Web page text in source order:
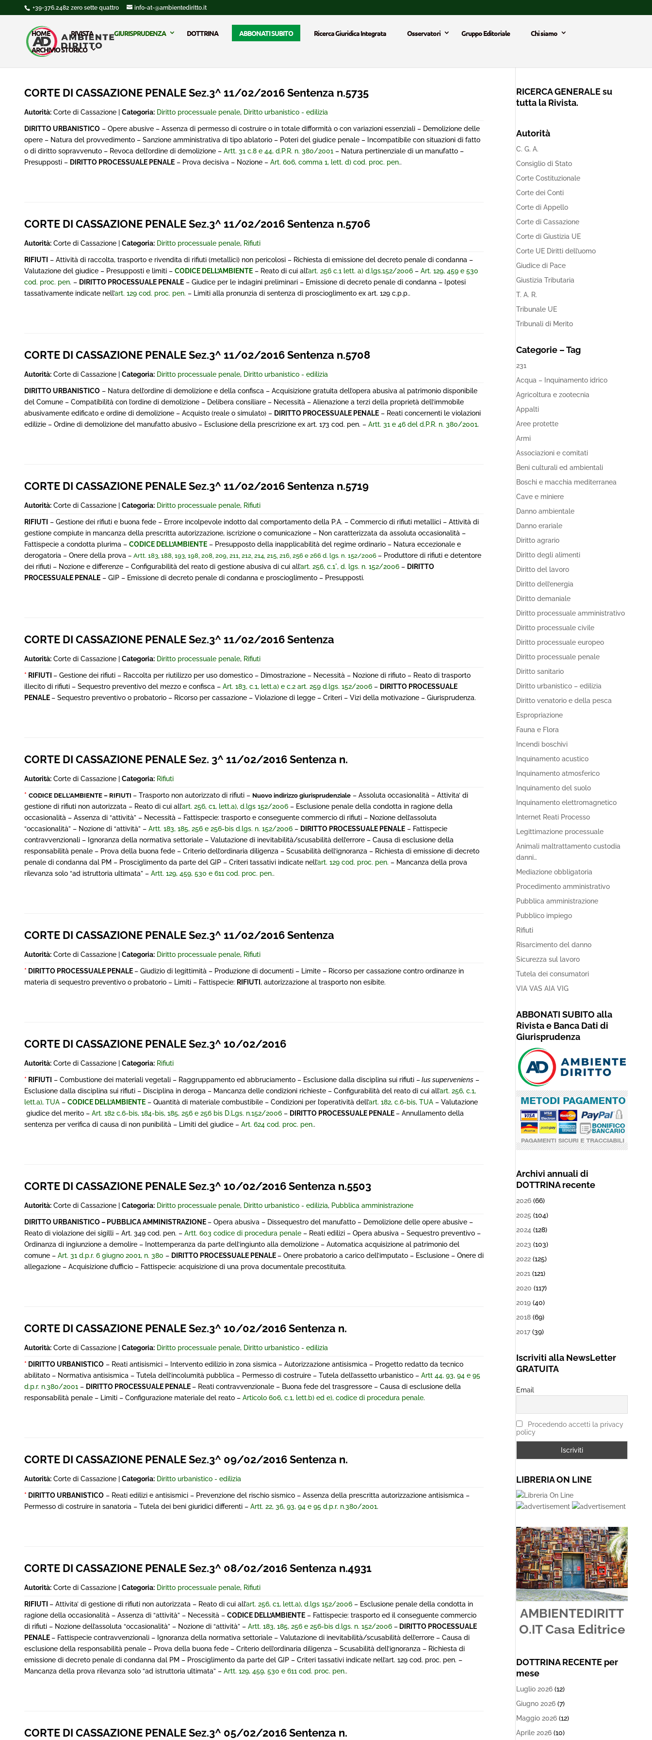
+39-376.2482 zero sette quattro info-at-@ambientediritto.it
HOME RIVISTA GIURISPRUDENZA DOTTRINA ABBONATI SUBITO Ricerca Giuridica Integrata Osservatori Gruppo Editoriale
Chi siamo
ARCHIVIO STORICO
CORTE DI CASSAZIONE PENALE Sez.3^ 11/02/2016 Sentenza n.5735
Autorità: Corte di Cassazione | Categoria: Diritto processuale penale, Diritto urbanistico - edilizia
DIRITTO URBANISTICO – Opere abusive – Assenza di permesso di costruire o in totale difformità o con variazioni essenziali – Demolizione delle
opere – Natura del provvedimento – Sanzione amministrativa di tipo ablatorio – Poteri del giudice penale – Incompatibile con situazioni di fatto
o di diritto sopravvenuto – Revoca dell’ordine di demolizione – Artt. 31 c.8 e 44, d.P.R. n. 380/2001 – Natura pertinenziale di un manufatto –
Presupposti – DIRITTO PROCESSUALE PENALE – Prova decisiva – Nozione – Art. 606, comma 1, lett. d) cod. proc. pen..
CORTE DI CASSAZIONE PENALE Sez.3^ 11/02/2016 Sentenza n.5706
Autorità: Corte di Cassazione | Categoria: Diritto processuale penale, Rifiuti
RIFIUTI – Attività di raccolta, trasporto e rivendita di rifiuti (metallici) non pericolosi – Richiesta di emissione del decreto penale di condanna –
Valutazione del giudice – Presupposti e limiti – CODICE DELL’AMBIENTE – Reato di cui all’art. 256 c.1 lett. a) d.lgs.152/2006 – Art. 129, 459 e 530
cod. proc. pen. – DIRITTO PROCESSUALE PENALE – Giudice per le indagini preliminari – Emissione di decreto penale di condanna – Ipotesi
tassativamente indicate nell’art. 129 cod. proc. pen. – Limiti alla pronunzia di sentenza di proscioglimento ex art. 129 c.p.p..
CORTE DI CASSAZIONE PENALE Sez.3^ 11/02/2016 Sentenza n.5708
Autorità: Corte di Cassazione | Categoria: Diritto processuale penale, Diritto urbanistico - edilizia
DIRITTO URBANISTICO – Natura dell’ordine di demolizione e della confisca – Acquisizione gratuita dell’opera abusiva al patrimonio disponibile
del Comune – Compatibilità con l’ordine di demolizione – Delibera consiliare – Necessità – Alienazione a terzi della proprietà dell’immobile
abusivamente edificato e ordine di demolizione – Acquisto (reale o simulato) – DIRITTO PROCESSUALE PENALE – Reati concernenti le violazioni
edilizie – Ordine di demolizione del manufatto abusivo – Esclusione della prescrizione ex art. 173 cod. pen. – Artt. 31 e 46 del d.P.R. n. 380/2001.
CORTE DI CASSAZIONE PENALE Sez.3^ 11/02/2016 Sentenza n.5719
Autorità: Corte di Cassazione | Categoria: Diritto processuale penale, Rifiuti
RIFIUTI – Gestione dei rifiuti e buona fede – Errore incolpevole indotto dal comportamento della P.A. – Commercio di rifiuti metallici – Attività di
gestione compiute in mancanza della prescritta autorizzazione, iscrizione o comunicazione – Non caratterizzata da assoluta occasionalità –
Fattispecie a condotta plurima – CODICE DELL’AMBIENTE – Presupposto della inapplicabilità del regime ordinario – Natura eccezionale e
derogatoria – Onere della prova – Artt. 183, 188, 193, 198, 208, 209, 211, 212, 214, 215, 216, 256 e 266 d. lgs. n. 152/2006 – Produttore di rifiuti e detentore
dei rifiuti – Nozione e differenze – Configurabilità del reato di gestione abusiva di cui all’art. 256, c.1°, d. lgs. n. 152/2006 – DIRITTO
PROCESSUALE PENALE – GIP – Emissione di decreto penale di condanna e proscioglimento – Presupposti.
CORTE DI CASSAZIONE PENALE Sez.3^ 11/02/2016 Sentenza
Autorità: Corte di Cassazione | Categoria: Diritto processuale penale, Rifiuti
* RIFIUTI – Gestione dei rifiuti – Raccolta per riutilizzo per uso domestico – Dimostrazione – Necessità – Nozione di rifiuto – Reato di trasporto
illecito di rifiuti – Sequestro preventivo del mezzo e confisca – Art. 183, c.1, lett.a) e c.2 art. 259 d.lgs. 152/2006 – DIRITTO PROCESSUALE
PENALE– Sequestro preventivo o probatorio – Ricorso per cassazione – Violazione di legge – Criteri – Vizi della motivazione – Giurisprudenza.
CORTE DI CASSAZIONE PENALE Sez. 3^ 11/02/2016 Sentenza n.
Autorità: Corte di Cassazione | Categoria: Rifiuti
* CODICE DELL’AMBIENTE – RIFIUTI – Trasporto non autorizzato di rifiuti – Nuovo indirizzo giurisprudenziale – Assoluta occasionalità – Attivita’ di
gestione di rifiuti non autorizzata – Reato di cui all’art. 256, c1, lett.a), d.lgs 152/2006 – Esclusione penale della condotta in ragione della
occasionalità – Assenza di “attività” – Necessità – Fattispecie: trasporto e conseguente commercio di rifiuti – Nozione dell’assoluta
“occasionalità” – Nozione di “attività” – Artt. 183, 185, 256 e 256-bis d.lgs. n. 152/2006 – DIRITTO PROCESSUALE PENALE – Fattispecie
contravvenzionali – Ignoranza della normativa settoriale – Valutazione di inevitabilità/scusabilità dell’errore – Causa di esclusione della
responsabilità penale – Prova della buona fede – Criterio dell’ordinaria diligenza – Scusabilità dell’ignoranza – Richiesta di emissione di decreto
penale di condanna dal PM – Prosciglimento da parte del GIP – Criteri tassativi indicate nell’art. 129 cod. proc. pen. – Mancanza della prova
rilevanza solo “ad istruttoria ultimata” – Artt. 129, 459, 530 e 611 cod. proc. pen..
CORTE DI CASSAZIONE PENALE Sez.3^ 11/02/2016 Sentenza
Autorità: Corte di Cassazione | Categoria: Diritto processuale penale, Rifiuti
* DIRITTO PROCESSUALE PENALE– Giudizio di legittimità – Produzione di documenti – Limite – Ricorso per cassazione contro ordinanze in
materia di sequestro preventivo o probatorio – Limiti – Fattispecie: RIFIUTI , autorizzazione al trasporto non esibite.
CORTE DI CASSAZIONE PENALE Sez.3^ 10/02/2016
Autorità: Corte di Cassazione | Categoria: Rifiuti
* RIFIUTI – Combustione dei materiali vegetali – Raggruppamento ed abbruciamento – Esclusione dalla disciplina sui rifiuti –Ius superveniens –
Esclusione dalla disciplina sui rifiuti – Disciplina in deroga – Mancanza delle condizioni richieste – Configurabilità del reato di cui all’art. 256, c.1,
lett.a), TUA – CODICE DELL’AMBIENTE – Quantità di materiale combustibile – Condizioni per l’operatività dell’art. 182, c.6-bis, TUA – Valutazione
giudice del merito – Art. 182 c.6-bis, 184-bis, 185, 256 e 256 bis D.Lgs. n.152/2006 – DIRITTO PROCESSUALE PENALE– Annullamento della
sentenza per verifica di causa di non punibilità – Limiti del giudice – Art. 624 cod. proc. pen..
CORTE DI CASSAZIONE PENALE Sez.3^ 10/02/2016 Sentenza n.5503
Autorità: Corte di Cassazione | Categoria: Diritto processuale penale, Diritto urbanistico - edilizia, Pubblica amministrazione
DIRITTO URBANISTICO – PUBBLICA AMMINISTRAZIONE– Opera abusiva – Dissequestro del manufatto – Demolizione delle opere abusive –
Reato di violazione dei sigilli – Art. 349 cod. pen. – Artt. 603 codice di procedura penale – Reati edilizi – Opera abusiva – Sequestro preventivo –
Ordinanza di ingiunzione a demolire – Inottemperanza da parte dell’ingiunto alla demolizione – Automatica acquisizione al patrimonio del
comune – Art. 31 d.p.r. 6 giugno 2001, n. 380 – DIRITTO PROCESSUALE PENALE– Onere probatorio a carico dell’imputato – Esclusione – Onere di
allegazione – Acquisizione d’ufficio – Fattispecie: acquisizione di una prova documentale precostituita.
CORTE DI CASSAZIONE PENALE Sez.3^ 10/02/2016 Sentenza n.
Autorità: Corte di Cassazione | Categoria: Diritto processuale penale, Diritto urbanistico - edilizia
* DIRITTO URBANISTICO – Reati antisismici – Intervento edilizio in zona sismica – Autorizzazione antisismica – Progetto redatto da tecnico
abilitato – Normativa antisismica – Tutela dell’incolumità pubblica – Permesso di costruire – Tutela dell’assetto urbanistico – Artt 44, 93, 94 e 95
d.p.r. n.380/2001 – DIRITTO PROCESSUALE PENALE– Reati contravvenzionale – Buona fede del trasgressore – Causa di esclusione della
responsabilità penale – Limiti – Configurazione materiale del reato – Articolo 606, c.1, lett.b) ed e), codice di procedura penale.
CORTE DI CASSAZIONE PENALE Sez.3^ 09/02/2016 Sentenza n.
Autorità: Corte di Cassazione | Categoria: Diritto urbanistico - edilizia
* DIRITTO URBANISTICO – Reati edilizi e antisismici – Prevenzione del rischio sismico – Assenza della prescritta autorizzazione antisismica –
Permesso di costruire in sanatoria – Tutela dei beni giuridici differenti – Artt. 22, 36, 93, 94 e 95 d.p.r. n.380/2001.
CORTE DI CASSAZIONE PENALE Sez.3^ 08/02/2016 Sentenza n.4931
Autorità: Corte di Cassazione | Categoria: Diritto processuale penale, Rifiuti
RIFIUTI – Attivita’ di gestione di rifiuti non autorizzata – Reato di cui all’art. 256, c1, lett.a), d.lgs 152/2006 – Esclusione penale della condotta in
ragione della occasionalità – Assenza di “attività” – Necessità – CODICE DELL’AMBIENTE – Fattispecie: trasporto ed il conseguente commercio
di rifiuti – Nozione dell’assoluta “occasionalità” – Nozione di “attività” – Artt. 183, 185, 256 e 256-bis d.lgs. n. 152/2006 – DIRITTO PROCESSUALE
PENALE– Fattispecie contravvenzionali – Ignoranza della normativa settoriale – Valutazione di inevitabilità/scusabilità dell’errore – Causa di
esclusione della responsabilità penale – Prova della buona fede – Criterio dell’ordinaria diligenza – Scusabilità dell’ignoranza – Richiesta di
emissione di decreto penale di condanna dal PM – Prosciglimento da parte del GIP – Criteri tassativi indicate nell’art. 129 cod. proc. pen. –
Mancanza della prova rilevanza solo “ad istruttoria ultimata” – Artt. 129, 459, 530 e 611 cod. proc. pen..
CORTE DI CASSAZIONE PENALE Sez.3^ 05/02/2016 Sentenza n.
RICERCA GENERALE su
tutta la Rivista.
Autorità
C. G. A.
Consiglio di Stato
Corte Costituzionale
Corte dei Conti
Corte di Appello
Corte di Cassazione
Corte di Giustizia UE
Corte UE Diritti dell’uomo
Giudice di Pace
Giustizia Tributaria
T. A. R.
Tribunale UE
Tribunali di Merito
Categorie – Tag
231
Acqua – Inquinamento idrico
Agricoltura e zootecnia
Appalti
Aree protette
Armi
Associazioni e comitati
Beni culturali ed ambientali
Boschi e macchia mediterranea
Cave e miniere
Danno ambientale
Danno erariale
Diritto agrario
Diritto degli alimenti
Diritto del lavoro
Diritto dell’energia
Diritto demaniale
Diritto processuale amministrativo
Diritto processuale civile
Diritto processuale europeo
Diritto processuale penale
Diritto sanitario
Diritto urbanistico – edilizia
Diritto venatorio e della pesca
Espropriazione
Fauna e Flora
Incendi boschivi
Inquinamento acustico
Inquinamento atmosferico
Inquinamento del suolo
Inquinamento elettromagnetico
Internet Reati Processo
Legittimazione processuale
Animali maltrattamento custodia
danni…
Mediazione obbligatoria
Procedimento amministrativo
Pubblica amministrazione
Pubblico impiego
Rifiuti
Risarcimento del danno
Sicurezza sul lavoro
Tutela dei consumatori
VIA VAS AIA VIG
ABBONATI SUBITO alla
Rivista e Banca Dati di
Giurisprudenza
Archivi annuali di
DOTTRINA recente
2026 (66)
2025 (104)
2024 (128)
2023 (103)
2022 (125)
2021 (121)
2020 (117)
2019 (40)
2018 (69)
2017(39)
Iscriviti alla NewsLetter
GRATUITA
Email
Procedendo accetti la privacy
policy
LIBRERIA ON LINE
AMBIENTEDIRITT
O.IT Casa Editrice
DOTTRINA RECENTE per
mese
Luglio 2026 (12)
Giugno 2026 (7)
Maggio 2026 (12)
Aprile 2026 (10)